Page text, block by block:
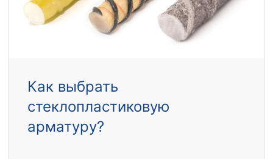
Как выбрать
стеклопластиковую
арматуру?